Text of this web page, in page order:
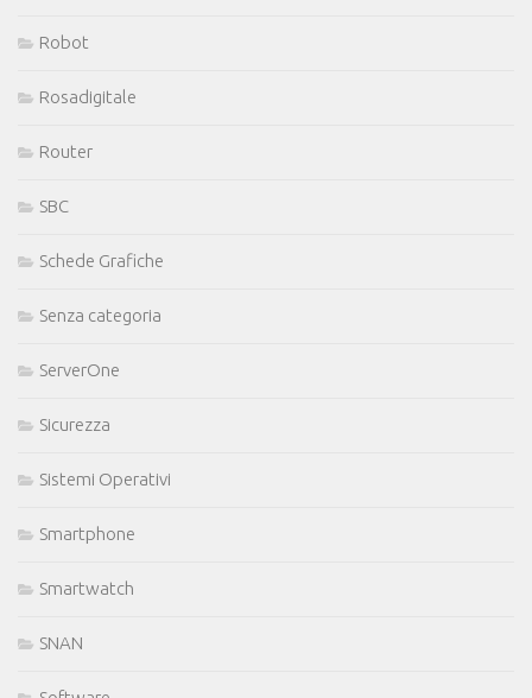
Robot
Rosadigitale
Router
SBC
Schede Grafiche
Senza categoria
ServerOne
Sicurezza
Sistemi Operativi
Smartphone
Smartwatch
SNAN